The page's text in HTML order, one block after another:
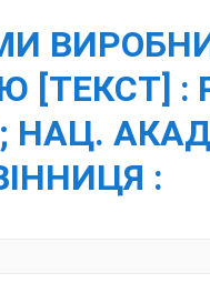
[ТЕКСТ] :
НАЦ.
: